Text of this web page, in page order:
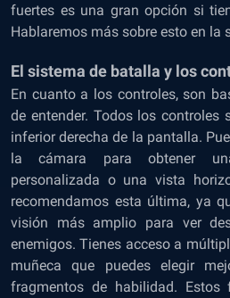
fuertes es una gran opción si
Hablaremos más sobre esto en la
El sistema de batalla y los
En cuanto a los controles, son
de entender. Todos los controles
inferior derecha de la pantalla.
la cámara para obtener
personalizada o una vista
recomendamos esta última, ya
visión más amplio para ver
enemigos. Tienes acceso a
muñeca que puedes elegir
fragmentos de habilidad. Estos